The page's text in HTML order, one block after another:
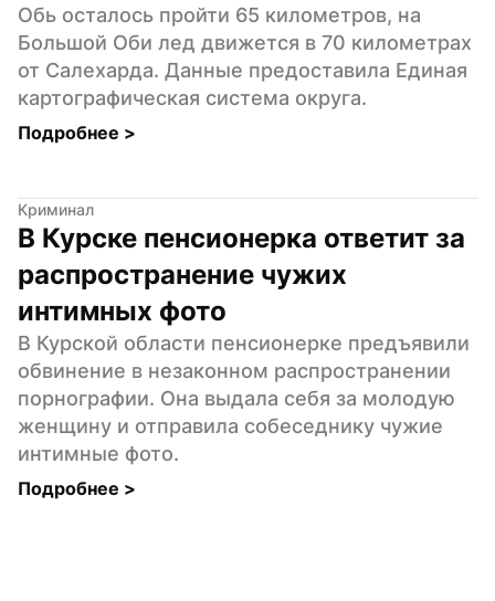
Обь осталось пройти 65 километров, на
Большой Оби лед движется в 70 километрах
от Салехарда. Данные предоставила Единая
картографическая система округа.
Подробнее >
Криминал
В Курске пенсионерка ответит за
распространение чужих
интимных фото
В Курской области пенсионерке предъявили
обвинение в незаконном распространении
порнографии. Она выдала себя за молодую
женщину и отправила собеседнику чужие
интимные фото.
Подробнее >